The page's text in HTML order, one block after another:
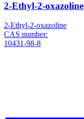
2-Ethyl-2-oxazoline
2-Ethyl-2-oxazoline
CAS number:
10431-98-8